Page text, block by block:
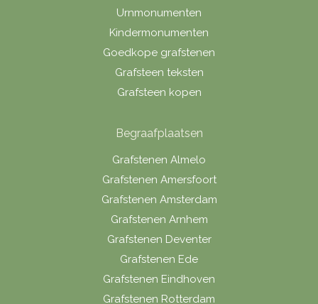
Urnmonumenten
Kindermonumenten
Goedkope grafstenen
Grafsteen teksten
Grafsteen kopen
Begraafplaatsen
Grafstenen Almelo
Grafstenen Amersfoort
Grafstenen Amsterdam
Grafstenen Arnhem
Grafstenen Deventer
Grafstenen Ede
Grafstenen Eindhoven
Grafstenen Rotterdam